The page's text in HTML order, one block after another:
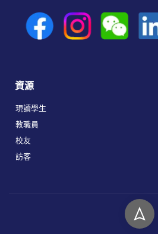
資源
現讀學生
教職員
校友
訪客